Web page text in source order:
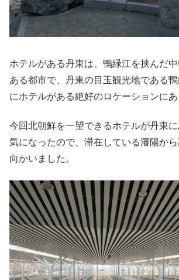
ホテルがある丹東は、鴨緑江を挟んだ
ある都市で、丹東の目玉観光地である
にホテルがある絶好のロケーションにあ
今回北朝鮮を一望できるホテルが丹東
気になったので、滞在している瀋陽か
向かいました。